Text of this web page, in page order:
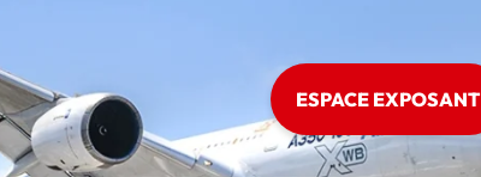
ESPACE EXPOSANT